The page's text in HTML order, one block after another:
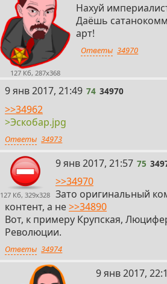
127 Кб, 287x368
Нахуй
Даёшь
арт!
Ответы 34970
74
9 янв 2017, 21:49 74 34970
>>34962
>Эскобар.jpg
Ответы 34973
127 Кб, 329x328
75
9 янв 2017, 21:57 75
>>34970
Зато оригинальный
контент, а не>>34890
Вот, к примеру Крупская,
Революции.
Ответы 34974
76
9 янв 2017,